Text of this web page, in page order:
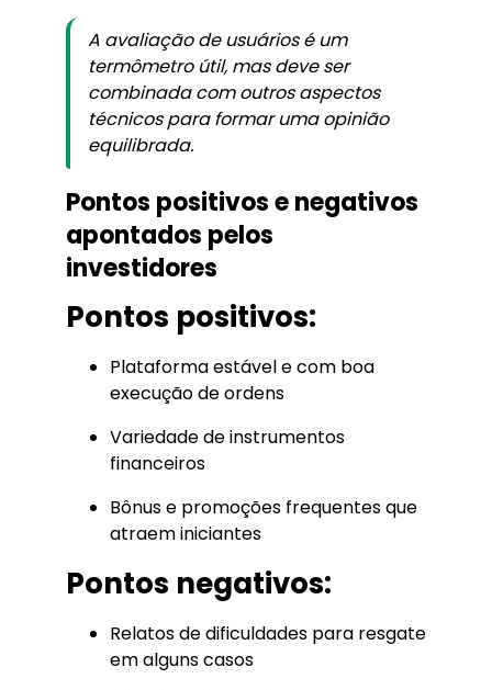
A avaliação de usuários é um
termômetro útil, mas deve ser
combinada com outros aspectos
técnicos para formar uma opinião
equilibrada.
Pontos positivos e negativos
apontados pelos
investidores
Pontos positivos:
Plataforma estável e com boa
execução de ordens
Variedade de instrumentos
financeiros
Bônus e promoções frequentes que
atraem iniciantes
Pontos negativos:
Relatos de dificuldades para resgate
em alguns casos